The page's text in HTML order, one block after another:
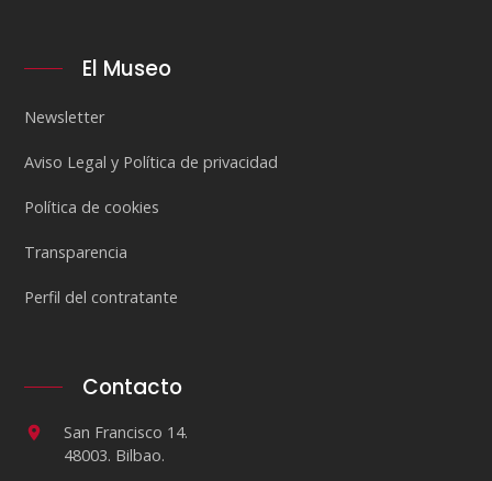
El Museo
Newsletter
Aviso Legal y Política de privacidad
Política de cookies
Transparencia
Perfil del contratante
Contacto
San Francisco 14.
48003. Bilbao.